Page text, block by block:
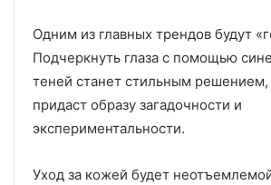
Одним из главных трендов будут
Подчеркнуть глаза с помощью
теней станет стильным решением,
придаст образу загадочности и
экспериментальности.
Уход за кожей будет